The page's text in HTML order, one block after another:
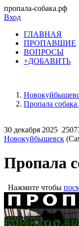
пропала-собака.рф
Вход
ГЛАВНАЯ
ПРОПАВШИЕ
ВОПРОСЫ
+ДОБАВИТЬ
Пропала
30 декабря 2025
Новокуйбышевск
Пропала
Нажмите чтобы